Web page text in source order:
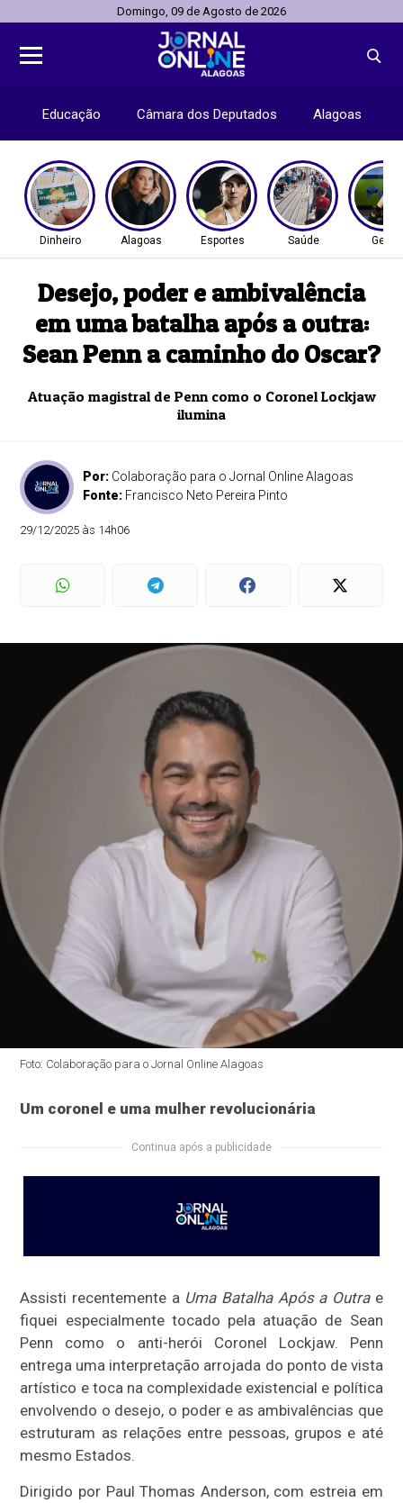
Domingo, 09 de Agosto de 2026
Educação Câmara dos Deputados Alagoas
Dinheiro Alagoas Esportes Saúde Geral
Desejo, poder e ambivalência
em uma batalha após a outra:
Sean Penn a caminho do Oscar?
Atuação magistral de Penn como o Coronel Lockjaw
ilumina
Por: Colaboração para o Jornal Online Alagoas
Fonte: Francisco Neto Pereira Pinto
29/12/2025 às 14h06
Foto: Colaboração para o Jornal Online Alagoas
Um coronel e uma mulher revolucionária
Continua após a publicidade
Assisti recentemente a Uma Batalha Após a Outrae
fiquei especialmente tocado pela atuação de Sean
Penn como o anti-herói Coronel Lockjaw. Penn
entrega uma interpretação arrojada do ponto de vista
artístico e toca na complexidade existencial e política
envolvendo o desejo, o poder e as ambivalências que
estruturam as relações entre pessoas, grupos e até
mesmo Estados.
Dirigido por Paul Thomas Anderson, com estreia em